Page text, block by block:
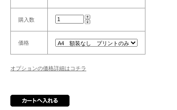
購入数
価格
オプションの価格詳細はコチラ